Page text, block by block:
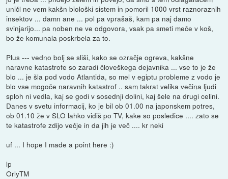
uničl ne vem kakšn biološki sistem in pomoril 1000 vrst raznoraznih
insektov ... damn ane ... pol pa vprašaš, kam pa naj damo
svinjarijo... pa noben ne ve odgovora, vsak pa smeti meče v koš,
bo že komunala poskrbela za to.
Plus --- vedno bolj se sliši, kako se ozračje ogreva, kakšne
naravne katastrofe so zaradi človeškega dejavnika ... vse to je že
blo ... je šla pod vodo Atlantida, so mel v egiptu probleme z vodo je
blo vse mogoče naravnih katastrof .. sam takrat velika večina ljudi
sploh ni vedla, kaj se godi v sosednji dolini, kaj šele na drugi celini.
Danes v svetu informacij, ko je bil ob 01.00 na japonskem potres,
ob 01.10 že v SLO lahko vidiš po TV, kake so posledice .... zato se
te katastrofe zdijo večje in da jih je več .... kr neki
uf ... I hope I made a point here :)
lp
OrlyTM